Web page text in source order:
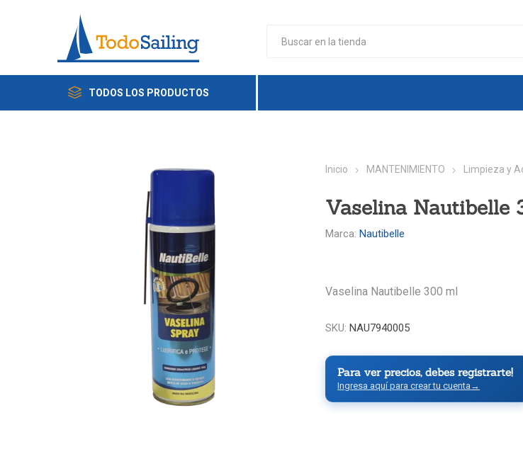
TODOS LOS PRODUCTOS
Inicio MANTENIMIENTO Limpieza y
Vaselina Nautibelle
Marca: Nautibelle
Vaselina Nautibelle 300 ml
SKU: NAU7940005
Para ver precios, debes registrarte!
Ingresa aquí para crear tu cuenta →